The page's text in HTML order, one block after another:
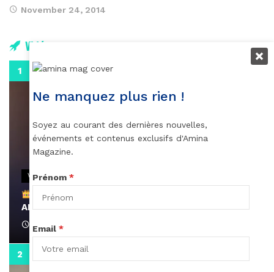
November 24, 2014
Vidéos
VIDEOS
Remerciements à Ayden pour son message sur
AMINA, le Magazine de la Femme
April 1, 2022
Ne manquez plus rien !
Soyez au courant des dernières nouvelles,
événements et contenus exclusifs d'Amina
Magazine.
Prénom *
Email *